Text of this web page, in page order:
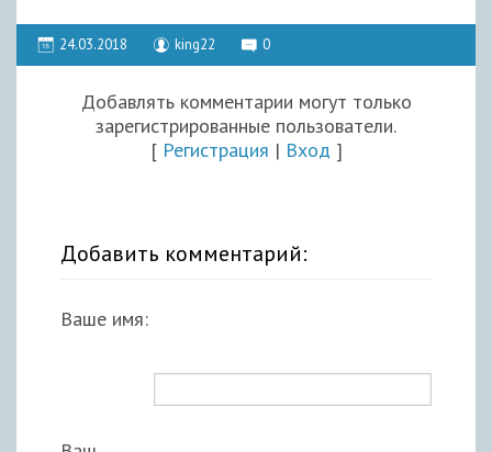
24.03.2018 king22 0
Добавлять комментарии могут только
зарегистрированные пользователи.
[ Регистрация | Вход ]
Добавить комментарий:
Ваше имя: